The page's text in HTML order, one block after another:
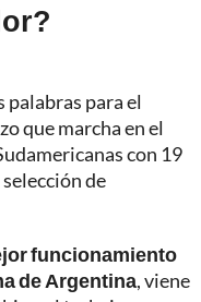
palabras para el
que marcha en el
con 19
de
funcionamiento
de Argentina, viene